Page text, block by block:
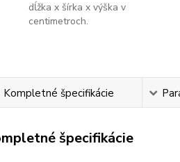
dĺžka x šírka x výška v
centimetroch.
Kompletné špecifikácie
špecifikácie